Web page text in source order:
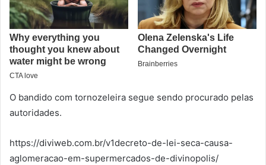
O bandido com tornozeleira segue sendo procurado pelas
autoridades.
https://diviweb.com.br/v1decreto-de-lei-seca-causa-
aglomeracao-em-supermercados-de-divinopolis/